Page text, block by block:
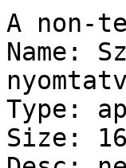
A non-
Name:
Type:
Size: